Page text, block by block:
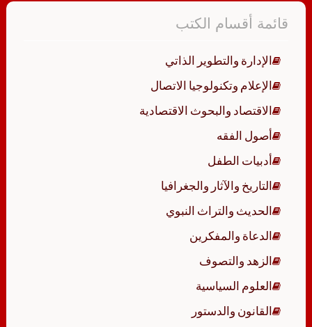
قائمة أقسام الكتب
الإدارة والتطوير الذاتي
الإعلام وتكنولوجيا الاتصال
الاقتصاد والبحوث الاقتصادية
أصول الفقه
أدبيات الطفل
التاريخ والآثار والجغرافيا
الحديث والتراث النبوي
الدعاة والمفكرين
الزهد والتصوف
العلوم السياسية
القانون والدستور